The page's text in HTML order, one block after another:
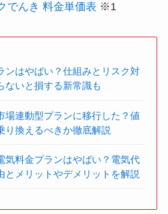
でんき 料金単価表 ※1
ンはやばい？仕組みとリスク対
ないと損する新常識も
場連動型プランに移行した？値
り換えるべきか徹底解説
気料金プランはやばい？電気代
とメリットやデメリットを解説